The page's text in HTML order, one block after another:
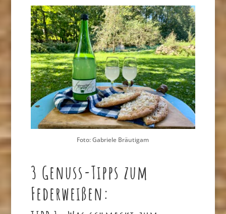
Foto: Gabriele Bräutigam
3 Genuss-Tipps zum
Federweißen: